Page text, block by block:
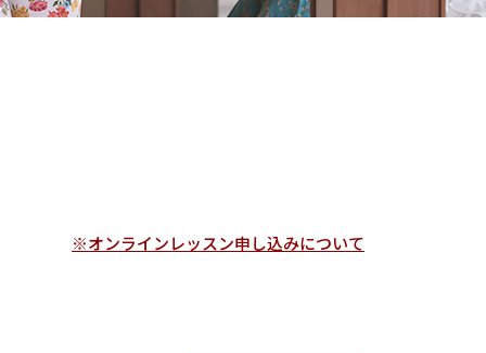
※オンラインレッスン申し込みについて